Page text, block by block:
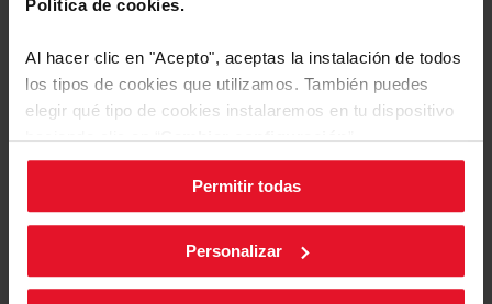
Política de cookies.
Al hacer clic en "Acepto", aceptas la instalación de todos
los tipos de cookies que utilizamos. También puedes
elegir qué tipo de cookies instalaremos en tu dispositivo
haciendo clic en “Cambiar configuración”.
Puedes cambiar la configuración de cookies en cualquier
momento, pulsando el botón negro en la esquina inferior
derecha de la pantalla.
Permitir todas
Personalizar
Programas y Opciones